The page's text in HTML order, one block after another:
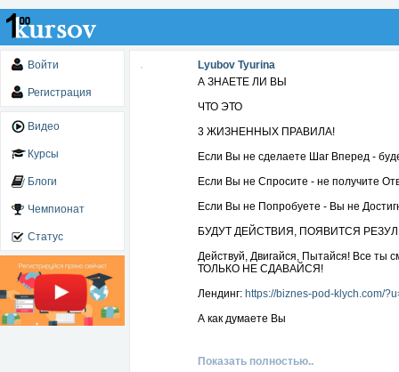
Войти
Регистрация
Видео
Курсы
Блоги
Чемпионат
Статус
Lyubov Tyurina
А ЗНАЕТЕ ЛИ ВЫ
ЧТО ЭТО
3 ЖИЗНЕННЫХ ПРАВИЛА!
Если Вы не сделаете Шаг Вперед -
Если Вы не Спросите - не получите
Если Вы не Попробуете - Вы не
БУДУТ ДЕЙСТВИЯ, ПОЯВИТСЯ
Действуй, Двигайся, Пытайся! Все ты
ТОЛЬКО НЕ СДАВАЙСЯ!
Лендинг: https://biznes-pod-klych.com/
А как думаете Вы
Показать полностью..